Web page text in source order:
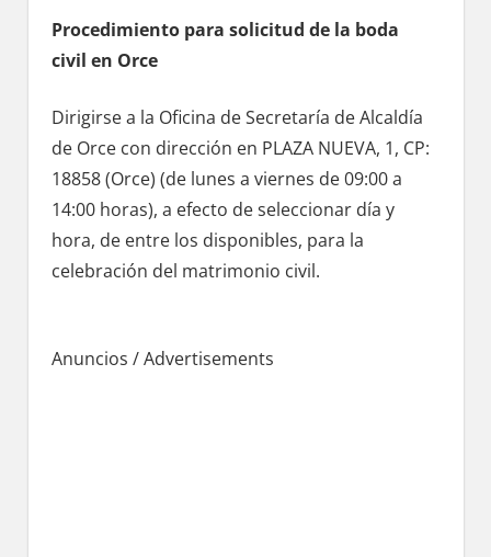
Procedimiento pаrа solicitud dе la boda
civil en Orce
Dirigirse а la Oficina dе Secretaría dе Alcaldía
dе Orce сοn dirección en PLAZA NUEVA, 1, CP:
18858 (Orce) (de lunes а viernes dе 09:00 а
14:00 horas), а efecto dе seleccionar día у
hora, dе entre los disponibles, pаrа la
celebración del matrimonio civil.
Anuncios / Advertisements